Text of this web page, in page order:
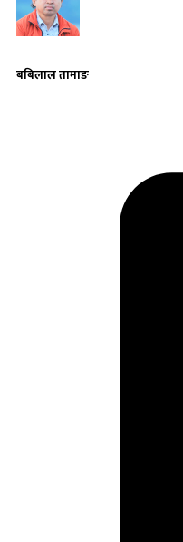
बबिलाल तामाङ